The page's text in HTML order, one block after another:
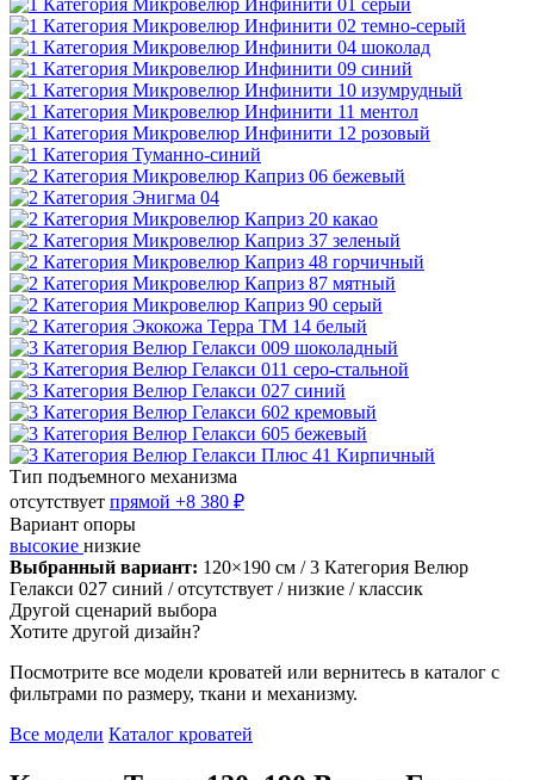
Тип подъемного механизма
отсутствует прямой +8 380 ₽
Вариант опоры
высокие низкие
Выбранный вариант: 120×190 см / 3 Категория Велюр
Гелакси 027 синий / отсутствует / низкие / классик
Другой сценарий выбора
Хотите другой дизайн?
Посмотрите все модели кроватей или вернитесь в каталог с
фильтрами по размеру, ткани и механизму.
Все модели Каталог кроватей